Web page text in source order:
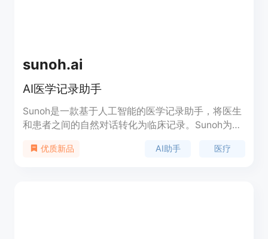
sunoh.ai
AI医学记录助手
Sunoh是一款基于人工智能的医学记录助手，将医生
和患者之间的自然对话转化为临床记录。Sunoh为医
程比以往更快捷高效。与您的电子健康记录系统
优质新品 AI助手 医疗